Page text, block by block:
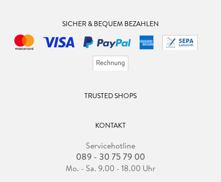
SICHER & BEQUEM BEZAHLEN
TRUSTED SHOPS
KONTAKT
Servicehotline
089 - 30 75 79 00
Mo. - Sa. 9.00 - 18.00 Uhr